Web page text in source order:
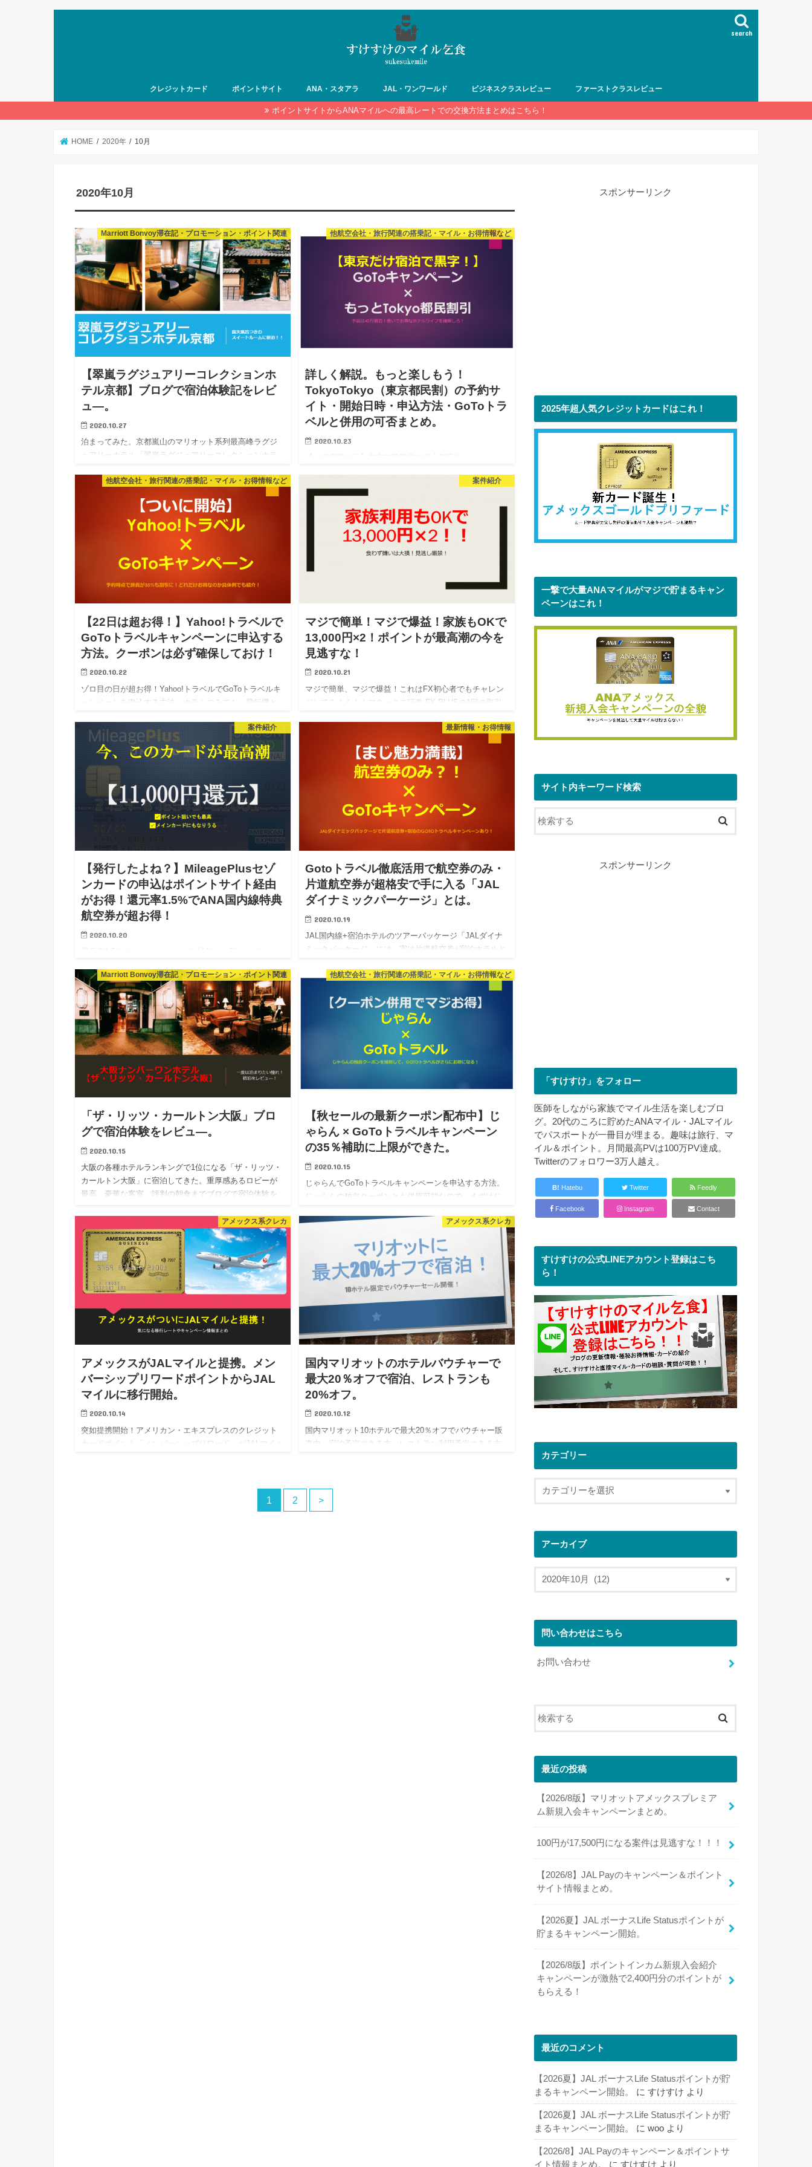
search
クレジットカード ポイントサイト ANA・スタアラ JAL・ワンワールド ビジネスクラスレビュー ファーストクラスレビュー
ポイントサイトからANAマイルへの最高レートでの交換方法まとめはこちら！
HOME 2020年 10月
2020年10月
Marriott Bonvoy滞在記・プロモーション・ポイント関連
【翠嵐ラグジュアリーコレクションホ
テル京都】ブログで宿泊体験記をレビ
ュ―。
2020.10.27
泊まってみた。京都嵐山のマリオット系列最高峰ラグジ
ュアリーホテル「翠嵐ラグジュアリーコレクションホテ
しくレビュー。ブログ的口コミ宿泊記。 外国人はもちろ
他航空会社・旅行関連の搭乗記・マイル・お得情報など
詳しく解説。もっと楽しもう！
TokyoTokyo（東京都民割）の予約サ
イト・開始日時・申込方法・GoToトラ
ベルと併用の可否まとめ。
2020.10.23
予約開始は2020/10/23の14時！対象者は都民、予約でき
るサイトは？？GoToトラベルキャンペーンと併用…
他航空会社・旅行関連の搭乗記・マイル・お得情報など
【22日は超お得！】Yahoo!トラベルで
GoToトラベルキャンペーンに申込する
方法。クーポンは必ず確保しておけ！
2020.10.22
ゾロ目の日が超お得！Yahoo!トラベルでGoToトラベルキ
ャンペーンを申込する方法。ホテルのみでも、飛行機と
事後申請は不要で超簡単。 旅行半額で話題のGoToトラベ
ルキ…
案件紹介
マジで簡単！マジで爆益！家族もOKで
13,000円×2！ポイントが最高潮の今を
見逃すな！
2020.10.21
マジで簡単、マジで爆益！これはFX初心者でもチャレン
ジしてみよう！！マネックス証券 FX PLUSの1回の取引
ト大幅UPの今が狙い目！ ポイントサイトで大量のお小…
案件紹介
【発行したよね？】MileagePlusセゾ
ンカードの申込はポイントサイト経由
がお得！還元率1.5%でANA国内線特典
航空券が超お得！
2020.10.20
発券可能。ポイントサイト経由での発行が10月末までお
得！！ MileagePlusセゾンカードっ…
最新情報・お得情報
Gotoトラベル徹底活用で航空券のみ・
片道航空券が超格安で手に入る「JAL
ダイナミックパーケージ」とは。
2020.10.19
JAL国内線+宿泊ホテルのツアーパッケージ「JALダイナ
ミックパッケージ」には、実は片道航空券+宿泊ホテルと
するよりも超お得！！徹底活用する方法を紹介。 航空券
Marriott Bonvoy滞在記・プロモーション・ポイント関連
「ザ・リッツ・カールトン大阪」ブロ
グで宿泊体験をレビュ―。
2020.10.15
大阪の各種ホテルランキングで1位になる「ザ・リッツ・
カールトン大阪」に宿泊してきた。重厚感あるロビーが
最高。豪華な客室、評判の朝食までブログで宿泊体験を
他航空会社・旅行関連の搭乗記・マイル・お得情報など
【秋セールの最新クーポン配布中】じ
ゃらん × GoToトラベルキャンペーン
の35％補助に上限ができた。
2020.10.15
じゃらんでGoToトラベルキャンペーンを申込する方法。
じゃらんの独自クーポンとも併用可能なので、まずはじ
クーポンで50％還元で旅費半額！ GoToトラベルキャンペ
アメックス系クレカ
アメックスがJALマイルと提携。メン
バーシップリワードポイントからJAL
マイルに移行開始。
2020.10.14
突如提携開始！アメリカン・エキスプレスのクレジット
カードポイント「メンバーシップリワード」がJALマイル
アメックス系クレカ
国内マリオットのホテルバウチャーで
最大20％オフで宿泊、レストランも
20%オフ。
2020.10.12
国内マリオット10ホテルで最大20％オフでバウチャー販
売中。宿泊予定のある方、レストラン利用予定のある方
1 2 >
スポンサーリンク
2025年超人気クレジットカードはこれ！
一撃で大量ANAマイルがマジで貯まるキャン
ペーンはこれ！
サイト内キーワード検索
スポンサーリンク
「すけすけ」をフォロー
医師をしながら家族でマイル生活を楽しむブロ
グ。20代のころに貯めたANAマイル・JALマイル
でパスポートが一冊目が埋まる。趣味は旅行、マ
イル＆ポイント。月間最高PVは100万PV達成。
Twitterのフォロワー3万人越え。
B! Hatebu Twitter Feedly
Facebook Instagram Contact
すけすけの公式LINEアカウント登録はこち
ら！
カテゴリー
アーカイブ
問い合わせはこちら
お問い合わせ
最近の投稿
【2026/8版】マリオットアメックスプレミア
ム新規入会キャンペーンまとめ。
100円が17,500円になる案件は見逃すな！！！
【2026/8】JAL Payのキャンペーン＆ポイント
サイト情報まとめ。
【2026夏】JAL ボーナスLife Statusポイントが
貯まるキャンペーン開始。
【2026/8版】ポイントインカム新規入会紹介
キャンペーンが激熱で2,400円分のポイントが
もらえる！
最近のコメント
【2026夏】JAL ボーナスLife Statusポイントが貯
まるキャンペーン開始。
に すけすけ より
【2026夏】JAL ボーナスLife Statusポイントが貯
まるキャンペーン開始。
に woo より
【2026/8】JAL Payのキャンペーン＆ポイントサ
イト情報まとめ。
に すけすけ より